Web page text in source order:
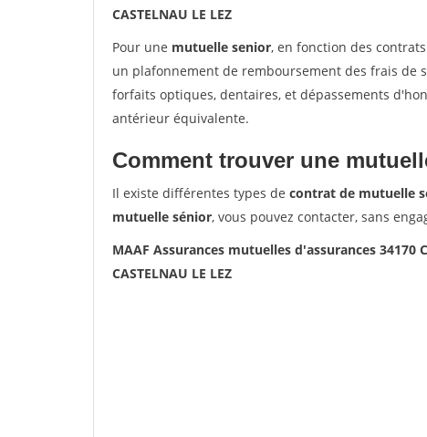
CASTELNAU LE LEZ
Pour une mutuelle senior, en fonction des contrats
un plafonnement de remboursement des frais de
forfaits optiques, dentaires, et dépassements
antérieur équivalente.
Comment trouver une
Il existe différentes types de contrat de mutuelle
mutuelle sénior, vous pouvez contacter, sans
MAAF Assurances mutuelles d'assurances 34170
CASTELNAU LE LEZ